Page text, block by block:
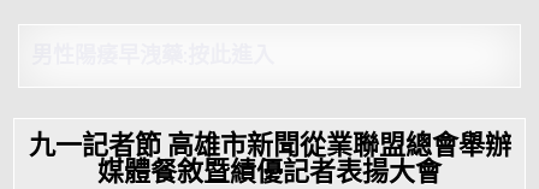
九一記者節 高雄市新聞從業聯盟總會舉辦
媒體餐敘暨績優記者表揚大會